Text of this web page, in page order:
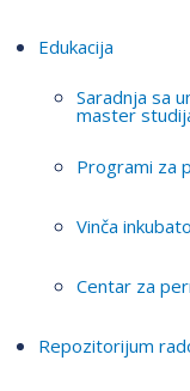
Edukacija
Saradnja sa
master
Programi za
Vinča
Centar za
Repozitorijum